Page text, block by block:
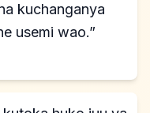
kuchanganya
usemi wao.”